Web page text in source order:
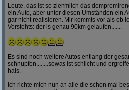
Leute, das ist so ziehmlich das
ein Auto, aber unter diesen Umständen ein
gar nicht realisieren. Mir kommts vor als ob
Verstehts: der is genau 90km gelaufen.......
Es sind noch weitere Autos entlang der
schnupfen........sowas ist schlicht und
hals.
Ich richte mich nun an alle die schon mal